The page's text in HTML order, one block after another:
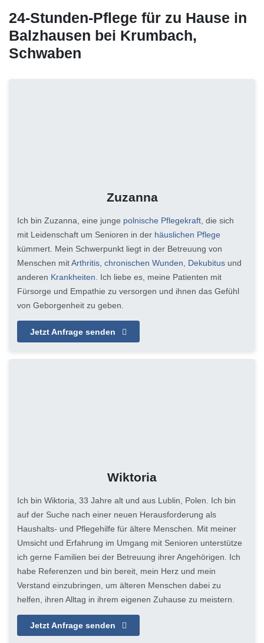
24-Stunden-Pflege für zu Hause in
Balzhausen bei Krumbach,
Schwaben
Zuzanna
Ich bin Zuzanna, eine junge polnische Pflegekraft, die sich
mit Leidenschaft um Senioren in der häuslichen Pflege
kümmert. Mein Schwerpunkt liegt in der Betreuung von
Menschen mitArthritis, chronischen Wunden, Dekubitus und
anderen Krankheiten. Ich liebe es, meine Patienten mit
Fürsorge und Empathie zu versorgen und ihnen das Gefühl
von Geborgenheit zu geben.
Jetzt Anfrage senden
Wiktoria
Ich bin Wiktoria, 33 Jahre alt und aus Lublin, Polen. Ich bin
auf der Suche nach einer neuen Herausforderung als
Haushalts- und Pflegehilfe für ältere Menschen. Mit meiner
Umsicht und Erfahrung im Umgang mit Senioren unterstütze
ich gerne Familien bei der Betreuung ihrer Angehörigen. Ich
habe Referenzen und bin bereit, mein Herz und mein
Verstand einzubringen, um älteren Menschen dabei zu
helfen, ihren Alltag in ihrem eigenen Zuhause zu meistern.
Jetzt Anfrage senden